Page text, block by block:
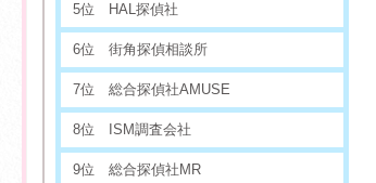
5位 HAL探偵社
6位 街角探偵相談所
7位 総合探偵社AMUSE
8位 ISM調査会社
9位 総合探偵社MR